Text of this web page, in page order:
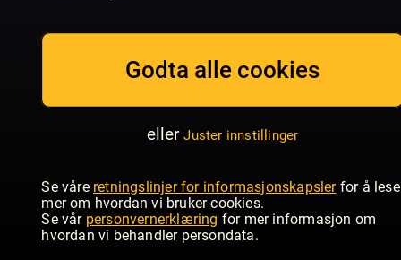
Godta alle cookies
eller Juster innstillinger
Se våre retningslinjer for informasjonskapslerfor å lese
mer om hvordan vi bruker cookies.
Se vår personvernerklæring for mer informasjon om
hvordan vi behandler persondata.
Lantliv Nordic